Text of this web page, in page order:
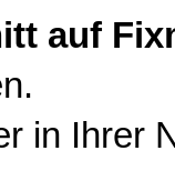
auf
in Ihrer